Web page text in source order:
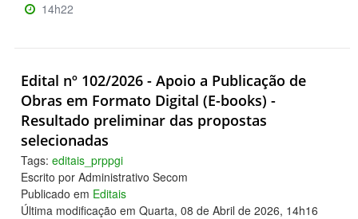
14h22
Edital nº 102/2026 - Apoio a Publicação de
Obras em Formato Digital (E-books) -
Resultado preliminar das propostas
selecionadas
Tags: editais_prppgi
Escrito por Administrativo Secom
Publicado em Editais
Última modificação em Quarta, 08 de Abril de 2026, 14h16